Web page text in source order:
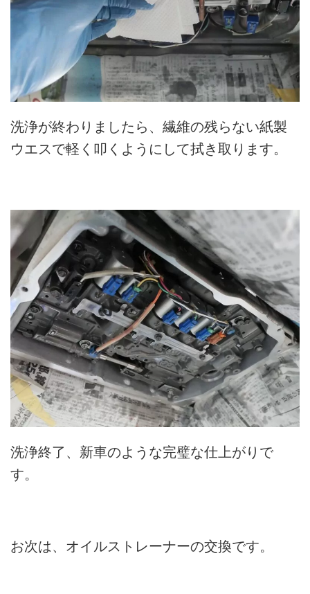
洗浄が終わりましたら、繊維の残らない紙製
ウエスで軽く叩くようにして拭き取ります。
洗浄終了、新車のような完璧な仕上がりで
す。
お次は、オイルストレーナーの交換です。